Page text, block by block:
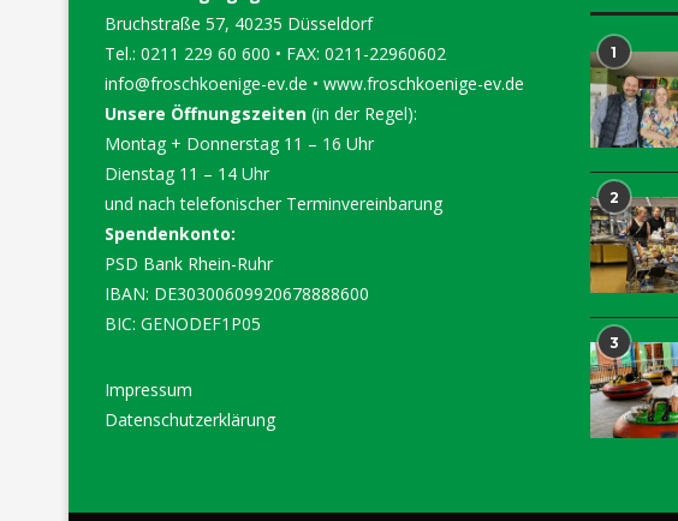
Bruchstraße 57, 40235 Düsseldorf
Tel.: 0211 229 60 600 • FAX: 0211-22960602
info@froschkoenige-ev.de • www.froschkoenige-ev.de
Unsere Öffnungszeiten (in der Regel):
Montag + Donnerstag 11 – 16 Uhr
Dienstag 11 – 14 Uhr
und nach telefonischer Terminvereinbarung
Spendenkonto:
PSD Bank Rhein-Ruhr
IBAN: DE30300609920678888600
BIC: GENODEF1P05
Impressum
Datenschutzerklärung
1
2
3